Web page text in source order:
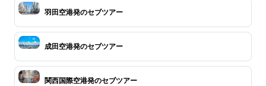
羽田空港発のセブツアー
成田空港発のセブツアー
関西国際空港発のセブツアー